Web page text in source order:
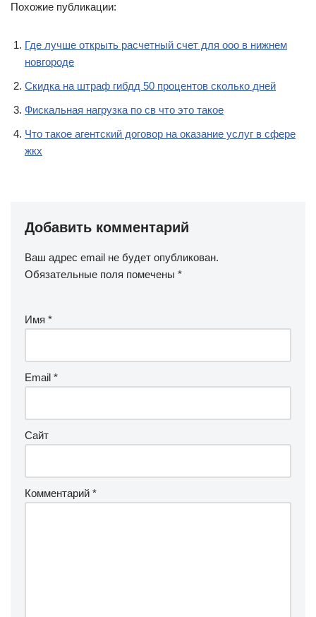
Похожие публикации:
Где лучше открыть расчетный счет для ооо в нижнем
новгороде
Скидка на штраф гибдд 50 процентов сколько дней
Фискальная нагрузка по св что это такое
Что такое агентский договор на оказание услуг в сфере
жкх
Добавить комментарий
Ваш адрес email не будет опубликован.
Обязательные поля помечены *
Имя *
Email *
Сайт
Комментарий *